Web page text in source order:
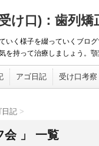
け口)：歯列
いく様子を綴っていくブロ
を持って治療しましょう。
アゴ日記 受け口考察
日記 >
会 」 一覧